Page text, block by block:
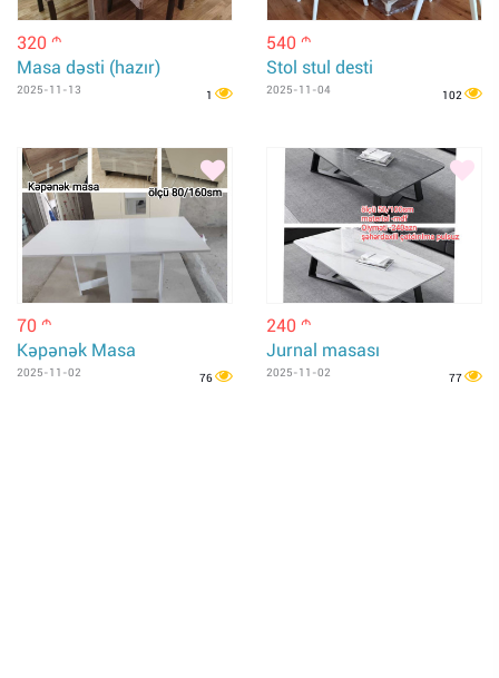
320 m
Masa dəsti (hazır)
2025-11-13 1
540 m
Stol stul desti
2025-11-04 102
70 m
Kəpənək Masa
2025-11-02 76
240 m
Jurnal masası
2025-11-02 77